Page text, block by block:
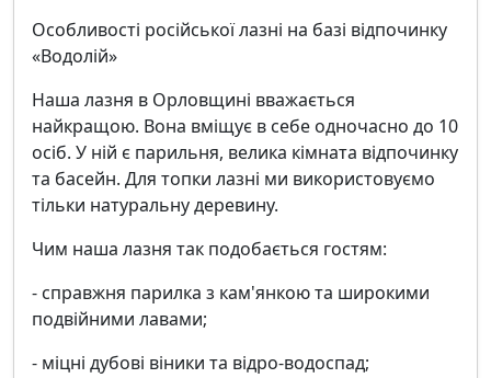
Особливості російської лазні на базі відпочинку
«Водолій»
Наша лазня в Орловщині вважається
найкращою. Вона вміщує в себе одночасно до 10
осіб. У ній є парильня, велика кімната відпочинку
та басейн. Для топки лазні ми використовуємо
тільки натуральну деревину.
Чим наша лазня так подобається гостям:
- справжня парилка з кам'янкою та широкими
подвійними лавами;
- міцні дубові віники та відро-водоспад;